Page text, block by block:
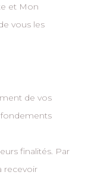
et Mon
vous les
de vos
fondements
finalités. Par
recevoir